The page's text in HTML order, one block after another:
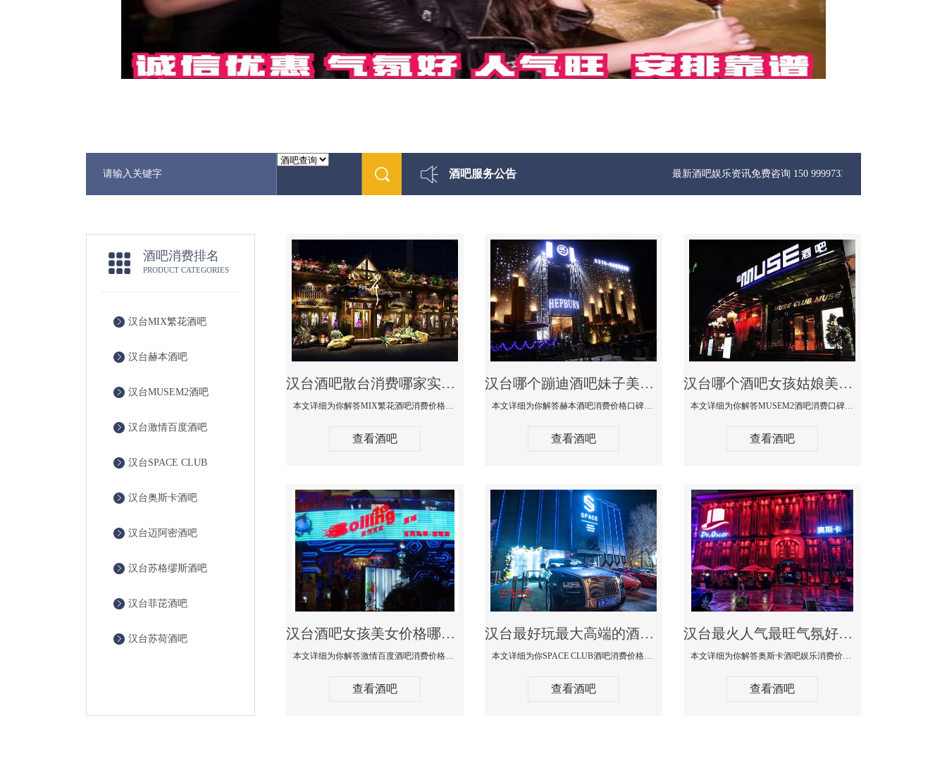
酒吧服务公告 最新酒吧娱乐资讯免费咨询 150 99997335微信同步
酒吧消费排名
PRODUCT CATEGORIES
汉台MIX繁花酒吧
汉台赫本酒吧
汉台MUSEM2酒吧
汉台激情百度酒吧
汉台SPACE CLUB
汉台奥斯卡酒吧
汉台迈阿密酒吧
汉台苏格缪斯酒吧
汉台菲芘酒吧
汉台苏荷酒吧
汉台酒吧散台消费哪家实惠-MIX繁花酒吧消费价格真实点评
本文详细为你解答MIX繁花酒吧消费价格真实点评，更多关于酒吧散台消费哪家实惠咨询免费咨询150 99997335微信同步
查看酒吧
汉台哪个蹦迪酒吧妹子美女多环境好-赫本酒吧消费价格口碑点评
本文详细为你解答赫本酒吧消费价格口碑点评，更多关于哪个蹦迪酒吧妹子美女多环境好咨询150 99997335微信同步！
查看酒吧
汉台哪个酒吧女孩姑娘美女多-MUSEM2酒吧消费口碑点评
本文详细为你解答MUSEM2酒吧消费口碑点评，更多关于哪个酒吧女孩姑娘美女多免费咨询150 99997335微信同步！
查看酒吧
汉台酒吧女孩美女价格哪家便宜-激情百度消费价格点评
本文详细为你解答激情百度酒吧消费价格点评，更多关于酒吧女孩美女价格哪家便宜免费咨询150 99997335微信同步！
查看酒吧
汉台最好玩最大高端的酒吧体验-SPACE CLUB酒吧消费点评
本文详细为你SPACE CLUB酒吧消费价格点评，更多关于最好玩最大高端的酒吧体验免费咨询150 99997335微信同步！
查看酒吧
汉台最火人气最旺气氛好的酒吧-奥斯卡酒吧消费价格口碑点评
本文详细为你解答奥斯卡酒吧娱乐消费价格点评，更多关于最火人气最旺气氛好的酒吧免费咨询150 99997335微信同步！
查看酒吧